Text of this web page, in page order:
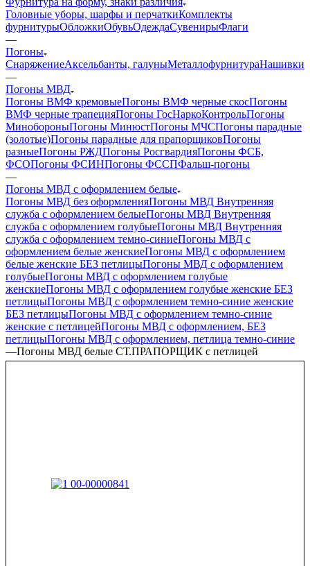
Головные уборы, шарфы и перчаткиКомплекты
фурнитурыОбложкиОбувьОдеждаСувенирыФлаги
—
Погоны
СнаряжениеАксельбанты, галуныМеталлофурнитураНашивки
—
Погоны МВД
Погоны ВМФ кремовыеПогоны ВМФ черные скосПогоны
ВМФ черные трапецияПогоны ГосНаркоКонтрольПогоны
МинобороныПогоны МинюстПогоны МЧСПогоны парадные
(золотые)Погоны парадные для прапорщиковПогоны
разныеПогоны РЖДПогоны РосгвардияПогоны ФСБ,
ФСОПогоны ФСИНПогоны ФССПФальш-погоны
—
Погоны МВД с оформлением белые
Погоны МВД без оформленияПогоны МВД Внутренняя
служба с оформлением белыеПогоны МВД Внутренняя
служба с оформлением голубыеПогоны МВД Внутренняя
служба с оформлением темно-синиеПогоны МВД с
оформлением белые женскиеПогоны МВД с оформлением
белые женские БЕЗ петлицыПогоны МВД с оформлением
голубыеПогоны МВД с оформлением голубые
женскиеПогоны МВД с оформлением голубые женские БЕЗ
петлицыПогоны МВД с оформлением темно-синие женские
БЕЗ петлицыПогоны МВД с оформлением темно-синие
женские с петлицейПогоны МВД с оформлением, БЕЗ
петлицыПогоны МВД с оформлением, петлица темно-синие
—Погоны МВД белые СТ.ПРАПОРЩИК с петлицей